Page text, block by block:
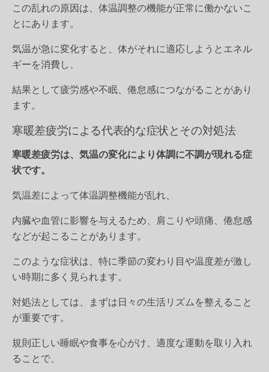
この乱れの原因は、体温調整の機能が正常に働かないこ
とにあります。
気温が急に変化すると、体がそれに適応しようとエネル
ギーを消費し、
結果として疲労感や不眠、倦怠感につながることがあり
ます。
寒暖差疲労による代表的な症状とその対処法
寒暖差疲労は、気温の変化により体調に不調が現れる症
状です。
気温差によって体温調整機能が乱れ、
内臓や血管に影響を与えるため、肩こりや頭痛、倦怠感
などが起こることがあります。
このような症状は、特に季節の変わり目や温度差が激し
い時期に多く見られます。
対処法としては、まずは日々の生活リズムを整えること
が重要です。
規則正しい睡眠や食事を心がけ、適度な運動を取り入れ
ることで、